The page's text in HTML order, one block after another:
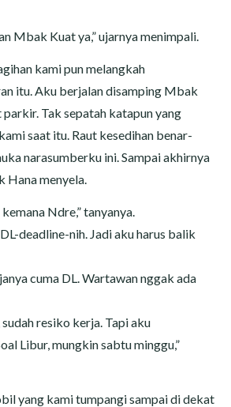
Mbak Kuat ya,” ujarnya menimpali.
kami pun melangkah
itu. Aku berjalan disamping Mbak
Tak sepatah katapun yang
saat itu. Raut kesedihan benar-
narasumberku ini. Sampai akhirnya
Hana menyela.
Ndre,” tanyanya.
deadline-nih. Jadi aku harus balik
cuma DL. Wartawan nggak ada
resiko kerja. Tapi aku
Libur, mungkin sabtu minggu,”
yang kami tumpangi sampai di dekat